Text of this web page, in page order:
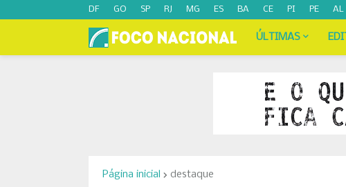
DF GO SP RJ MG ES BA CE PI PE AL
ÚLTIMAS
Página inicial destaque